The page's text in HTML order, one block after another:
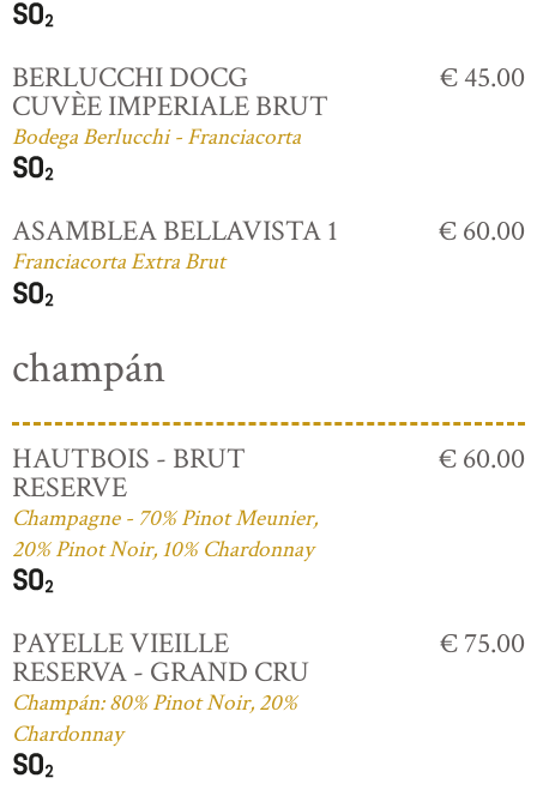
BERLUCCHI DOCG
CUVÈE IMPERIALE BRUT
Bodega Berlucchi - Franciacorta
€ 45.00
ASAMBLEA BELLAVISTA 1
Franciacorta Extra Brut
€ 60.00
champán
HAUTBOIS - BRUT
RESERVE
Champagne - 70% Pinot Meunier,
20% Pinot Noir, 10% Chardonnay
€ 60.00
PAYELLE VIEILLE
RESERVA - GRAND CRU
Champán: 80% Pinot Noir, 20%
Chardonnay
€ 75.00